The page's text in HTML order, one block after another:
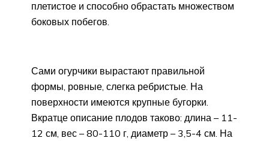
плетистое и способно обрастать множеством
боковых побегов.
Сами огурчики вырастают правильной
формы, ровные, слегка ребристые. На
поверхности имеются крупные бугорки.
Вкратце описание плодов таково: длина – 11-
12 см, вес – 80-110 г, диаметр – 3,5-4 см. На